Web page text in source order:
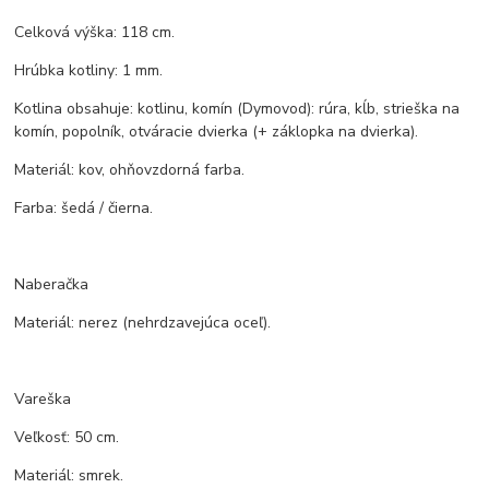
Celková výška: 118 cm.
Hrúbka kotliny: 1 mm.
Kotlina obsahuje: kotlinu, komín (Dymovod): rúra, kĺb, strieška na
komín, popolník, otváracie dvierka (+ záklopka na dvierka).
Materiál: kov, ohňovzdorná farba.
Farba: šedá / čierna.
Naberačka
Materiál: nerez (nehrdzavejúca oceľ).
Vareška
Veľkosť: 50 cm.
Materiál: smrek.